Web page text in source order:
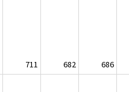
711 682
686